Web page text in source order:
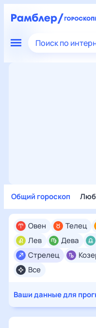
Поиск по
Общий гороскоп
Все
Овен Телец
Лев
Дева
Стрелец
Ваши данные для